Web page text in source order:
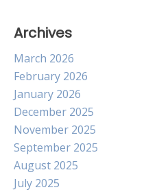
Archives
March 2026
February 2026
January 2026
December 2025
November 2025
September 2025
August 2025
July 2025